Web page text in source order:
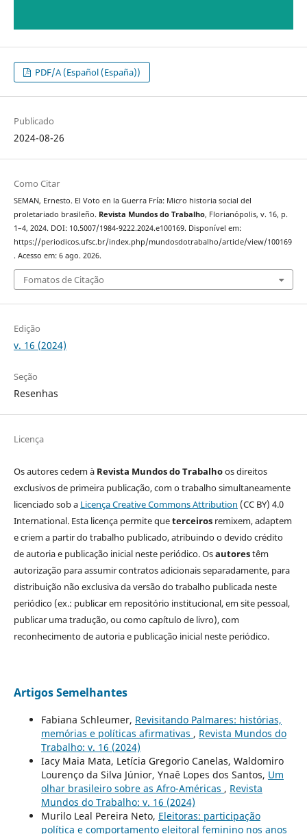
PDF/A (Español (España))
Publicado
2024-08-26
Como Citar
SEMAN, Ernesto. El Voto en la Guerra Fría: Micro historia social del
proletariado brasileño. Revista Mundos do Trabalho, Florianópolis, v. 16, p.
1–4, 2024. DOI: 10.5007/1984-9222.2024.e100169. Disponível em:
https://periodicos.ufsc.br/index.php/mundosdotrabalho/article/view/100169
. Acesso em: 6 ago. 2026.
Fomatos de Citação
Edição
v. 16 (2024)
Seção
Resenhas
Licença
Os autores cedem à Revista Mundos do Trabalhoos direitos
exclusivos de primeira publicação, com o trabalho simultaneamente
licenciado sob a Licença Creative Commons Attribution (CC BY) 4.0
International. Esta licença permite queterceirosremixem, adaptem
e criem a partir do trabalho publicado, atribuindo o devido crédito
de autoria e publicação inicial neste periódico. Osautorestêm
autorização para assumir contratos adicionais separadamente, para
distribuição não exclusiva da versão do trabalho publicada neste
periódico (ex.: publicar em repositório institucional, em site pessoal,
publicar uma tradução, ou como capítulo de livro), com
reconhecimento de autoria e publicação inicial neste periódico.
Artigos Semelhantes
Fabiana Schleumer, Revisitando Palmares: histórias,
memórias e políticas afirmativas , Revista Mundos do
Trabalho: v. 16 (2024)
Iacy Maia Mata, Letícia Gregorio Canelas, Waldomiro
Lourenço da Silva Júnior, Ynaê Lopes dos Santos, Um
olhar brasileiro sobre as Afro-Américas , Revista
Mundos do Trabalho: v. 16 (2024)
Murilo Leal Pereira Neto, Eleitoras: participação
política e comportamento eleitoral feminino nos anos